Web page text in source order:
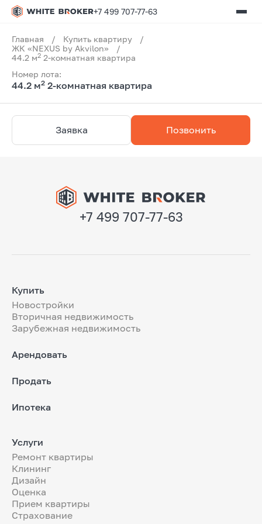
+7 499 707-77-63
Главная / Купить квартиру
/
ЖК «NEXUS by Akvilon»
/
44.2 м2 2-комнатная квартира
Номер лота:
44.2 м2 2-комнатная квартира
Заявка Позвонить
+7 499 707-77-63
Купить
Новостройки
Вторичная недвижимость
Зарубежная недвижимость
Арендовать
Продать
Ипотека
Услуги
Ремонт квартиры
Клининг
Дизайн
Оценка
Прием квартиры
Страхование